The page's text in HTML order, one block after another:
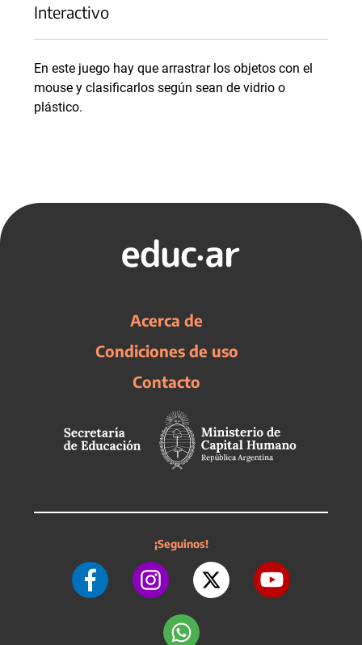
Interactivo
En este juego hay que arrastrar los objetos con el
mouse y clasificarlos según sean de vidrio o
plástico.
Acerca de
Condiciones de uso
Contacto
¡Seguinos!